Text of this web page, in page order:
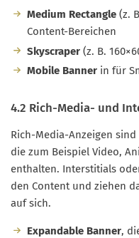
Medium Rectangle(z.
Content-Bereichen
Skyscraper(z. B.
Mobile Bannerin für
4.2 Rich-Media- und
Rich-Media-Anzeigen
die zum Beispiel Video,
enthalten. Interstitials
den Content und ziehen
auf sich.
Expandable Banner,